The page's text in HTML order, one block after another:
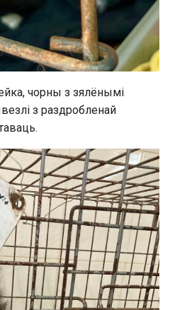
чорны з зялёнымі
з раздробленай